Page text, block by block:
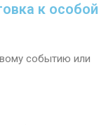
к особой
событию или